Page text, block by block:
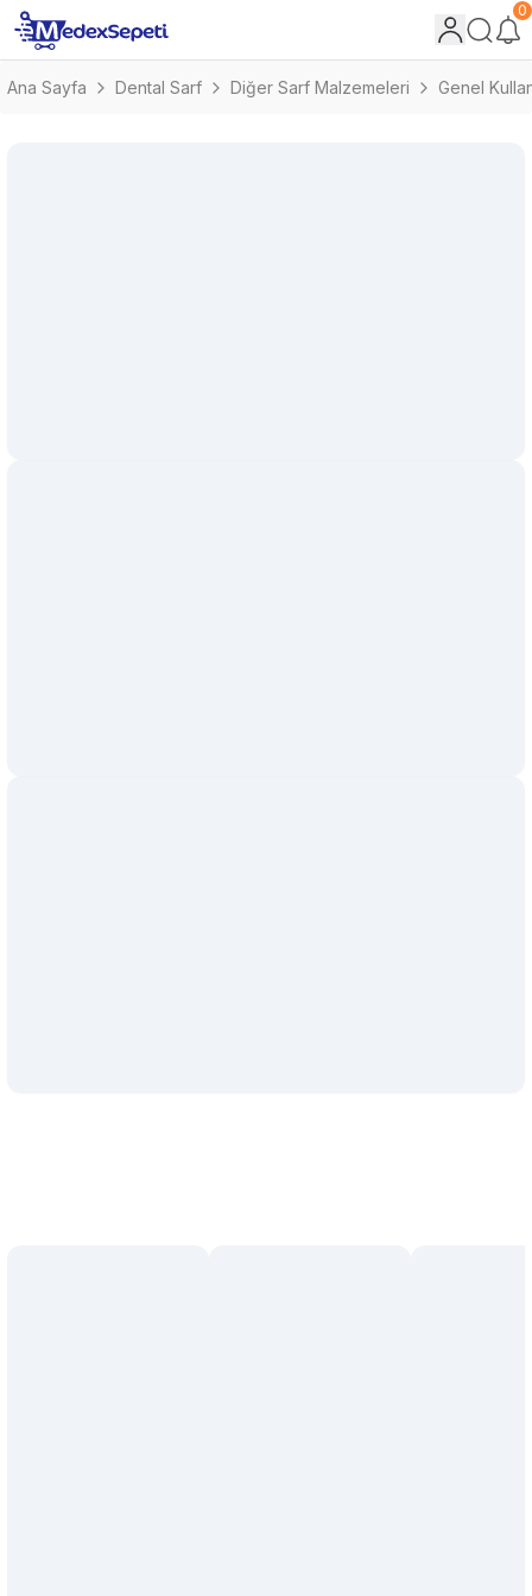
0
Ana Sayfa Dental Sarf Diğer Sarf Malzemeleri Genel